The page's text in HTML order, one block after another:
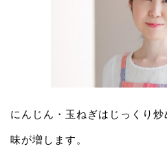
にんじん・玉ねぎはじっくり
味が増します。